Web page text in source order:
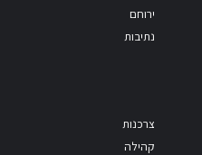
ירוחם
נתיבות
צרכנות
קהילה